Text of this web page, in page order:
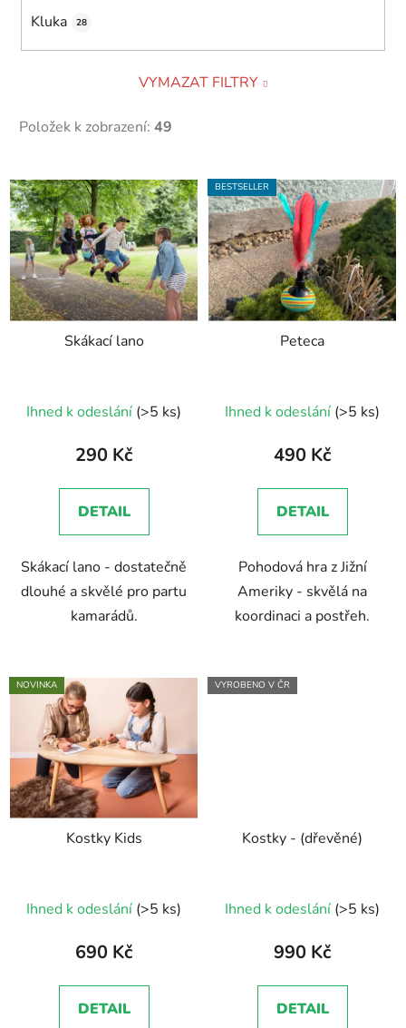
Kluka 28
VYMAZAT FILTRY
Položek k zobrazení: 49
V
ý
p
i
s
p
r
Skákací lano
Ihned k odeslání (>5 ks)
290 Kč
DETAIL
Skákací lano - dostatečně
dlouhé a skvělé pro partu
kamarádů.
BESTSELLER
Peteca
Ihned k odeslání (>5 ks)
490 Kč
DETAIL
Pohodová hra z Jižní
Ameriky - skvělá na
koordinaci a postřeh.
NOVINKA
Kostky Kids
Ihned k odeslání (>5 ks)
690 Kč
DETAIL
VYROBENO V ČR
Kostky - (dřevěné)
hodnocení
produktu
5,0
z
Ihned k odeslání (>5 ks)
990 Kč
DETAIL